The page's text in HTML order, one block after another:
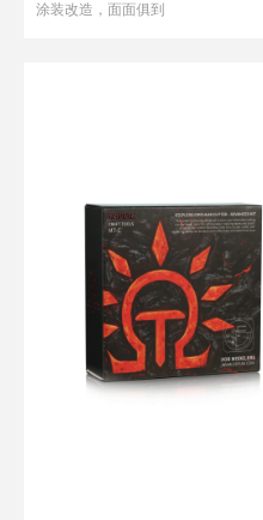
涂装改造，面面俱到